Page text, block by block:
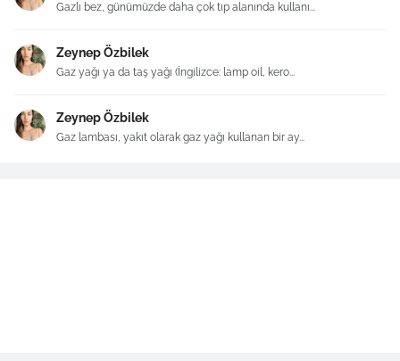
Gazlı bez, günümüzde daha çok tıp alanında kullanı...
Zeynep Özbilek
Gaz yağı ya da taş yağı (İngilizce: lamp oil, kero...
Zeynep Özbilek
Gaz lambası, yakıt olarak gaz yağı kullanan bir ay...